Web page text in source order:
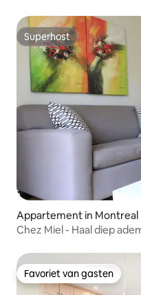
Superhost
Superhost
Appartement in Montreal
Chez Miel - Haal diep
Favoriet van gasten
Favoriet van gasten